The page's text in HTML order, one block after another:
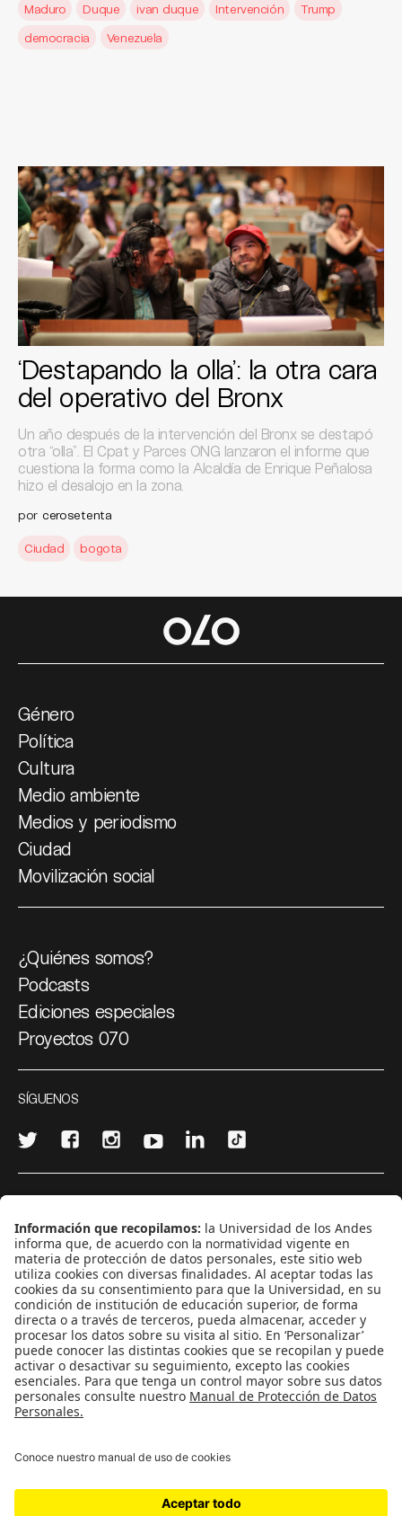
Maduro
Duque ivan duque Intervención
Trump
democracia
Venezuela
‘Destapando la olla’: la otra cara
del operativo del Bronx
Un año después de la intervención del Bronx se destapó
otra “olla”. El Cpat y Parces ONG lanzaron el informe que
cuestiona la forma como la Alcaldía de Enrique Peñalosa
hizo el desalojo en la zona.
por cerosetenta
Ciudad bogota
Género
Política
Cultura
Medio ambiente
Medios y periodismo
Ciudad
Movilización social
¿Quiénes somos?
Podcasts
Ediciones especiales
Proyectos 070
SÍGUENOS
CONTÁCTANOS
cerosetenta@uniandes.edu.co
BOGOTÁ, COLOMBIA
NEWSLETTER